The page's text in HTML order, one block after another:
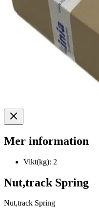
Mer information
Vikt(kg): 2
Nut,track Spring
Nut,track Spring